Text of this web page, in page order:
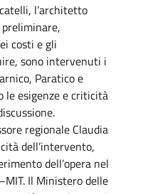
l’architetto
costi e gli
sono intervenuti i
Paratico e
le esigenze e criticità
regionale Claudia
dell’intervento,
dell’opera nel
Il Ministero delle